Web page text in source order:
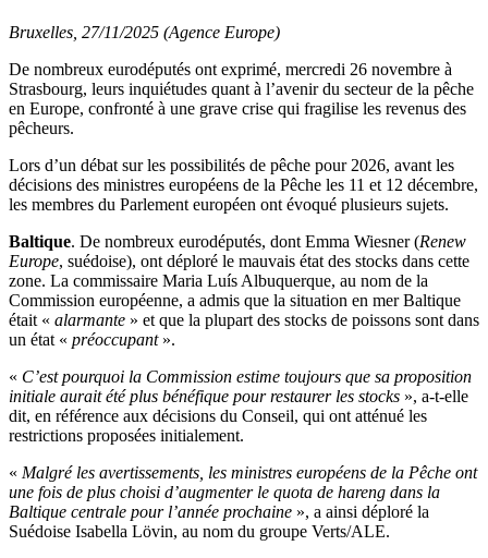
Bruxelles, 27/11/2025 (Agence Europe)
De nombreux eurodéputés ont exprimé, mercredi 26 novembre à
Strasbourg, leurs inquiétudes quant à l’avenir du secteur de la pêche
en Europe, confronté à une grave crise qui fragilise les revenus des
pêcheurs.
Lors d’un débat sur les possibilités de pêche pour 2026, avant les
décisions des ministres européens de la Pêche les 11 et 12 décembre,
les membres du Parlement européen ont évoqué plusieurs sujets.
Baltique. De nombreux eurodéputés, dont Emma Wiesner (Renew
Europe, suédoise), ont déploré le mauvais état des stocks dans cette
zone. La commissaire Maria Luís Albuquerque, au nom de la
Commission européenne, a admis que la situation en mer Baltique
était « alarmante » et que la plupart des stocks de poissons sont dans
un état « préoccupant».
« C’est pourquoi la Commission estime toujours que sa proposition
initiale aurait été plus bénéfique pour restaurer les stocks », a-t-elle
dit, en référence aux décisions du Conseil, qui ont atténué les
restrictions proposées initialement.
« Malgré les avertissements, les ministres européens de la Pêche ont
une fois de plus choisi d’augmenter le quota de hareng dans la
Baltique centrale pour l’année prochaine », a ainsi déploré la
Suédoise Isabella Lövin, au nom du groupe Verts/ALE.